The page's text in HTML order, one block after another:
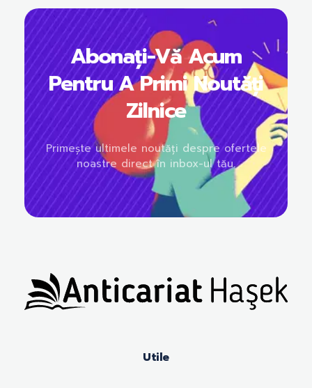
Abonați-Vă Acum
Pentru A Primi Noutăți
Zilnice
Primește ultimele noutăți despre ofertele
noastre direct în inbox-ul tău.
Utile